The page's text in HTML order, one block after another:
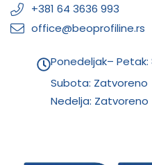
+381 64 3636 993
office@beoprofiline.rs
Ponedeljak– Petak:
Subota: Zatvoreno
Nedelja: Zatvoreno